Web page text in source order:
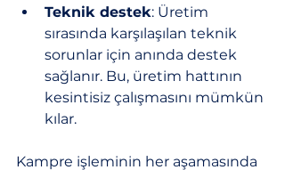
Teknik destek: Üretim
sırasında karşılaşılan teknik
sorunlar için anında destek
sağlanır. Bu, üretim hattının
kesintisiz çalışmasını mümkün
kılar.
Kampre işleminin her aşamasında